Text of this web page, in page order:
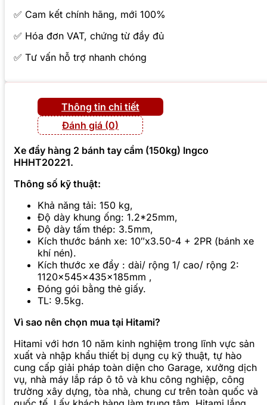
✅ Cam kết chính hãng, mới 100%
✅ Hóa đơn VAT, chứng từ đầy đủ
✅ Tư vấn hỗ trợ nhanh chóng
Thông tin chi tiết
Đánh giá (0)
Xe đẩy hàng 2 bánh tay cầm (150kg) Ingco
HHHT20221.
Thông số kỹ thuật:
Khả năng tải: 150 kg,
Độ dày khung ống: 1.2*25mm,
Độ dày tấm thép: 3.5mm,
Kích thước bánh xe: 10″x3.50-4 + 2PR (bánh xe
khí nén).
Kích thước xe đẩy : dài/ rộng 1/ cao/ rộng 2:
1120x545x435x185mm ,
Đóng gói bằng thẻ giấy.
TL: 9.5kg.
Vì sao nên chọn mua tại Hitami?
Hitami với hơn 10 năm kinh nghiệm trong lĩnh vực sản
xuất và nhập khẩu thiết bị dụng cụ kỹ thuật, tự hào
cung cấp giải pháp toàn diện cho Garage, xưởng dịch
vụ, nhà máy lắp ráp ô tô và khu công nghiệp, công
trường xây dựng, tòa nhà, chung cư trên toàn quốc và